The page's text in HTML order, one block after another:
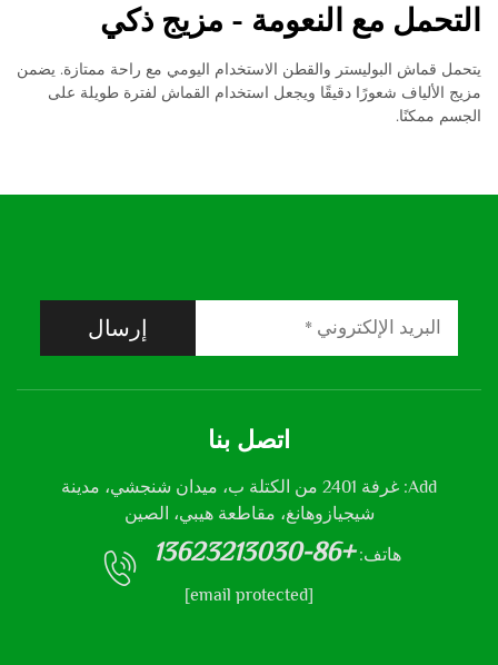
التحمل مع النعومة - مزيج ذكي
يتحمل قماش البوليستر والقطن الاستخدام اليومي مع راحة ممتازة. يضمن
مزيج الألياف شعورًا دقيقًا ويجعل استخدام القماش لفترة طويلة على
الجسم ممكنًا.
إرسال
اتصل بنا
Add: غرفة 2401 من الكتلة ب، ميدان شنجشي، مدينة
شيجيازوهانغ، مقاطعة هيبي، الصين
هاتف: +86-13623213030
[email protected]